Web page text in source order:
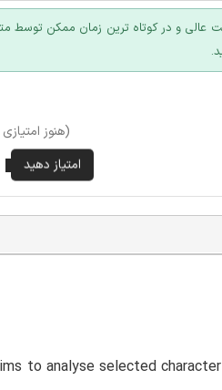
عالی و در کوتاه ترین زمان ممکن توسط
(هنوز
to analyse selected